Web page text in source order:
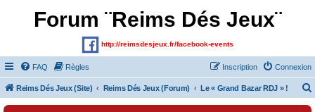
Forum ¨Reims Dés Jeux¨
http://reimsdesjeux.fr/facebook-events
FAQ Règles Connexion
Inscription
Reims Dés Jeux (Site) Reims Dés Jeux (Forum) Le « Grand Bazar RDJ » !